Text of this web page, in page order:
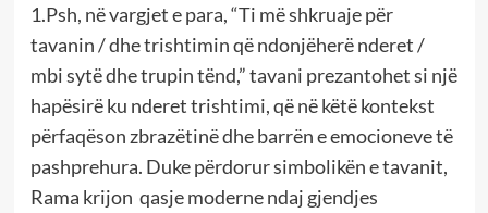
1.Psh, në vargjet e para, “Ti më shkruaje për
tavanin / dhe trishtimin që ndonjëherë nderet /
mbi sytë dhe trupin tënd,” tavani prezantohet si një
hapësirë ku nderet trishtimi, që në këtë kontekst
përfaqëson zbrazëtinë dhe barrën e emocioneve të
pashprehura. Duke përdorur simbolikën e tavanit,
Rama krijon qasje moderne ndaj gjendjes